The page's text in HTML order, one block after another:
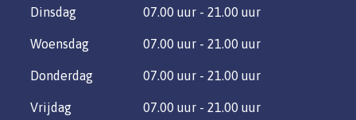
Dinsdag 07.00 uur - 21.00 uur
Woensdag 07.00 uur - 21.00 uur
Donderdag 07.00 uur - 21.00 uur
Vrijdag 07.00 uur - 21.00 uur